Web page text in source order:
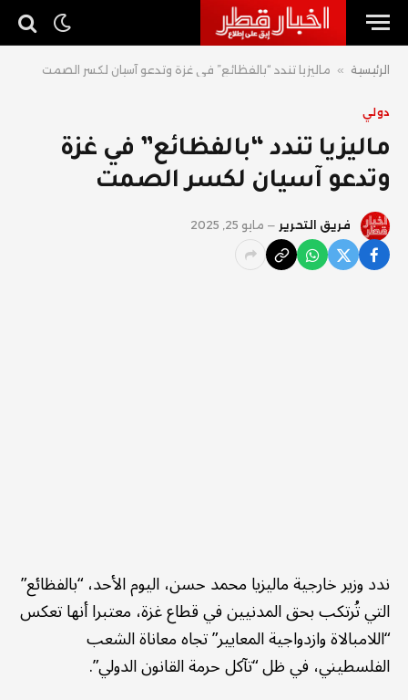
الرئيسية » ماليزيا تندد “بالفظائع” في غزة وتدعو آسيان لكسر الصمت
دولي
ماليزيا تندد “بالفظائع” في غزة
وتدعو آسيان لكسر الصمت
فريق التحرير مايو 25, 2025
ندد وزير خارجية ماليزيا محمد حسن، اليوم الأحد، “بالفظائع”
التي تُرتكب بحق المدنيين في قطاع غزة، معتبرا أنها تعكس
“اللامبالاة وازدواجية المعايير” تجاه معاناة الشعب
الفلسطيني، في ظل “تآكل حرمة القانون الدولي”.